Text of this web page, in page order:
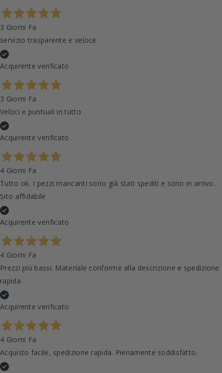
3 Giorni Fa
servizio trasparente e veloce
Acquirente verificato
3 Giorni Fa
Veloci e puntuali in tutto
Acquirente verificato
4 Giorni Fa
Tutto ok. I pezzi mancanti sono già stati spediti e sono in arrivo.
Sito affidabile
Acquirente verificato
4 Giorni Fa
Prezzi più bassi. Materiale conforme alla descrizione e spedizione
rapida
Acquirente verificato
4 Giorni Fa
Acquisto facile, spedizione rapida. Pienamente soddisfatto.